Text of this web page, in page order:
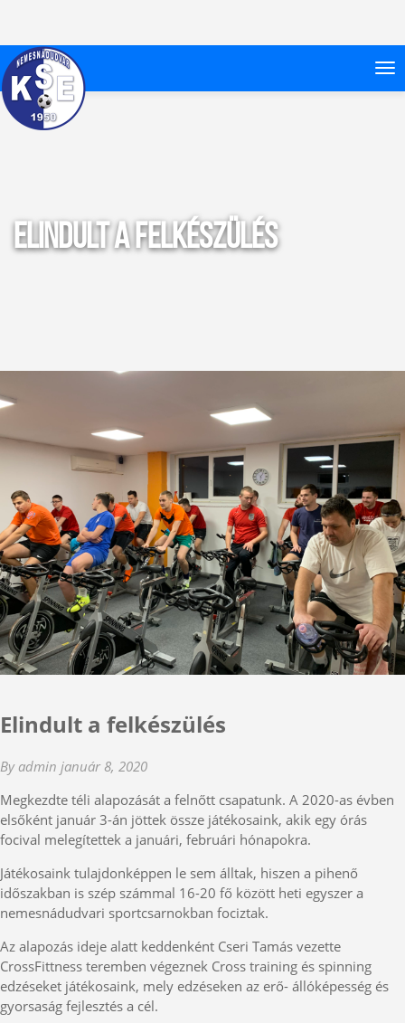
Elindult a felkészülés
Elindult a felkészülés
By admin január 8, 2020
Megkezdte téli alapozását a felnőtt csapatunk. A 2020-as évben
elsőként január 3-án jöttek össze játékosaink, akik egy órás
focival melegítettek a januári, februári hónapokra.
Játékosaink tulajdonképpen le sem álltak, hiszen a pihenő
időszakban is szép számmal 16-20 fő között heti egyszer a
nemesnádudvari sportcsarnokban fociztak.
Az alapozás ideje alatt keddenként Cseri Tamás vezette
CrossFittness teremben végeznek Cross training és spinning
edzéseket játékosaink, mely edzéseken az erő- állóképesség és
gyorsaság fejlesztés a cél.